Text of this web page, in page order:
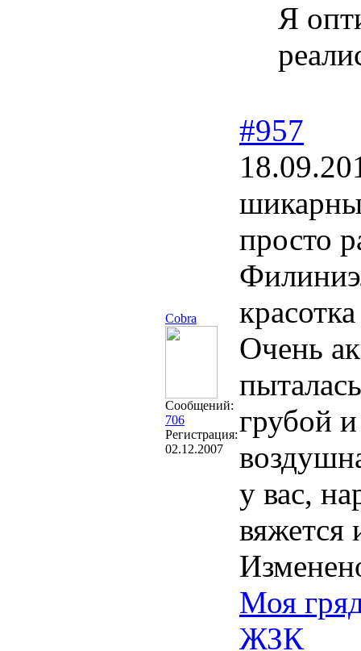
Я
Cobra
Сообщений:
706
Регистрация:
02.12.2007
#957
просто
красотка
Очень
грубой
у вас,
вяжется
Моя
ЖЗК